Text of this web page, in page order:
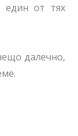
един от тях
далечно,